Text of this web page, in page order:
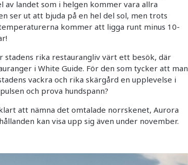
av landet som i helgen kommer vara allra
ser ut att bjuda på en hel del sol, men trots
kommer att ligga runt minus 10-
stadens rika restaurangliv värt ett besök, där
i White Guide. För den som tycker att man
vackra och rika skärgård en upplevelse i
och prova hundspann?
att nämna det omtalade norrskenet, Aurora
kan visa upp sig även under november.